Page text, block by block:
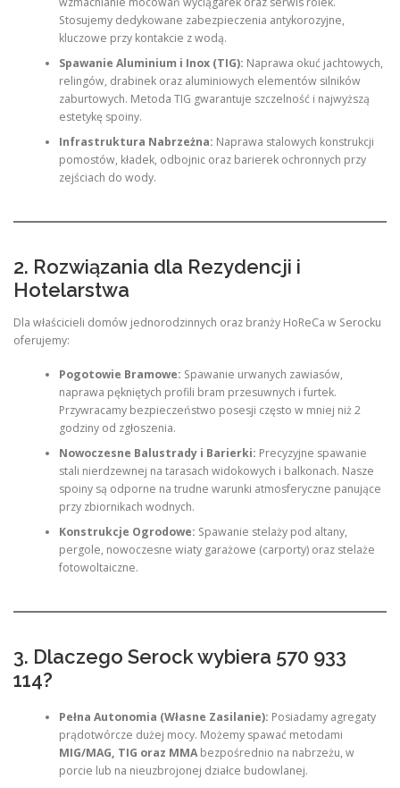
Stosujemy dedykowane zabezpieczenia antykorozyjne,
kluczowe przy kontakcie z wodą.
Spawanie Aluminium i Inox (TIG): Naprawa okuć jachtowych,
relingów, drabinek oraz aluminiowych elementów silników
zaburtowych. Metoda TIG gwarantuje szczelność i najwyższą
estetykę spoiny.
Infrastruktura Nabrzeżna: Naprawa stalowych konstrukcji
pomostów, kładek, odbojnic oraz barierek ochronnych przy
zejściach do wody.
2. Rozwiązania dla Rezydencji i
Hotelarstwa
Dla właścicieli domów jednorodzinnych oraz branży HoReCa w Serocku
oferujemy:
Pogotowie Bramowe: Spawanie urwanych zawiasów,
naprawa pękniętych profili bram przesuwnych i furtek.
Przywracamy bezpieczeństwo posesji często w mniej niż 2
godziny od zgłoszenia.
Nowoczesne Balustrady i Barierki: Precyzyjne spawanie
stali nierdzewnej na tarasach widokowych i balkonach. Nasze
spoiny są odporne na trudne warunki atmosferyczne panujące
przy zbiornikach wodnych.
Konstrukcje Ogrodowe: Spawanie stelaży pod altany,
pergole, nowoczesne wiaty garażowe (carporty) oraz stelaże
fotowoltaiczne.
3. Dlaczego Serock wybiera 570 933
114?
Pełna Autonomia (Własne Zasilanie): Posiadamy agregaty
prądotwórcze dużej mocy. Możemy spawać metodami
MIG/MAG, TIG oraz MMAbezpośrednio na nabrzeżu, w
porcie lub na nieuzbrojonej działce budowlanej.